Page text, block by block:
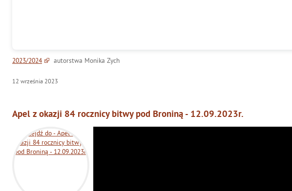
2023/2024 autorstwa Monika Zych
12 września 2023
Apel z okazji 84 rocznicy bitwy pod Broniną - 12.09.2023r.